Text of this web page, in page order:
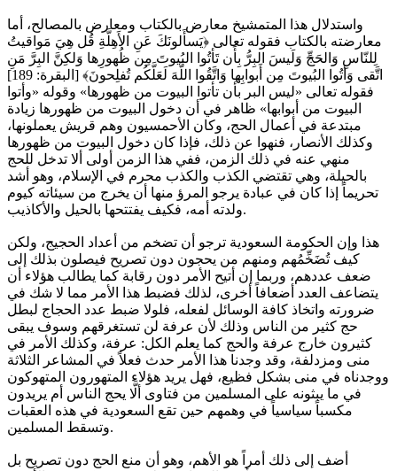
واستدلال هذا المتمشيخ معارض بالكتاب ومعارض بالمصالح، أما
معارضته بالكتاب فقوله تعالى ﴿يَسأَلونَكَ عَنِ الأَهِلَّةِ قُل هِيَ مَواقيتُ
لِلنّاسِ وَالحَجِّ وَلَيسَ البِرُّ بِأَن تَأتُوا البُيوتَ مِن ظُهورِها وَلكِنَّ البِرَّ مَنِ
اتَّقى وَأتُوا البُيوتَ مِن أَبوابِها وَاتَّقُوا اللَّهَ لَعَلَّكُم تُفلِحونَ﴾ [البقرة: 189]
فقوله تعالى «ليس البر بأن تأتوا البيوت من ظهورها» وقوله «وأتوا
البيوت من أبوابها» ظاهر في أن دخول البيوت من ظهورها زيادة
مبتدعة في أعمال الحج، وكان الأحمسيون وهم قريش يعملونها،
وكذلك الأنصار، فنهوا عن ذلك، فإذا كان دخول البيوت من ظهورها
منهي عنه في ذلك الزمن، ففي هذا الزمن أولى ألا تدخل للحج
بالحيلة، وهي تقتضي الكذب والكذب محرم في الإسلام، وهو أشد
تحريماً إذا كان في عبادة يرجو المرؤ منها أن يخرج من سيئاته كيوم
ولدته أمه، فكيف يفتتحها بالحيل والأكاذيب.
هذا وإن الحكومة السعودية ترجو أن تضخم من أعداد الحجيج، ولكن
كيف تُضَخِّمُهم ومنهم من يحجون دون تصريح فيصلون بذلك إلى
ضعف عددهم، وربما إن أتيح الأمر دون رقابة كما يطالب هؤلاء أن
يتضاعف العدد أضعافاً أخرى، لذلك فضبط هذا الأمر مما لا شك في
ضرورته واتخاذ كافة الوسائل لفعله، فلولا ضبط عدد الحجاج لبطل
حج كثير من الناس وذلك لأن عرفة لن تستغرقهم وسوف يبقى
كثيرون خارج عرفة والحج كما يعلم الكل: عرفة، وكذلك الأمر في
منى ومزدلفة، وقد وجدنا هذا الأمر حدث فعلاً في المشاعر الثلاثة
ووجدناه في منى بشكل فظيع، فهل يريد هؤلاء المتهورون المتهوكون
في ما يبثونه على المسلمين من فتاوى ألَّا يحج الناس أم يريدون
مكسباً سياسياً في وهمهم حين تقع السعودية في هذه العقبات
وتسقط المسلمين.
أضف إلى ذلك أمراً هو الأهم، وهو أن منع الحج دون تصريح بل